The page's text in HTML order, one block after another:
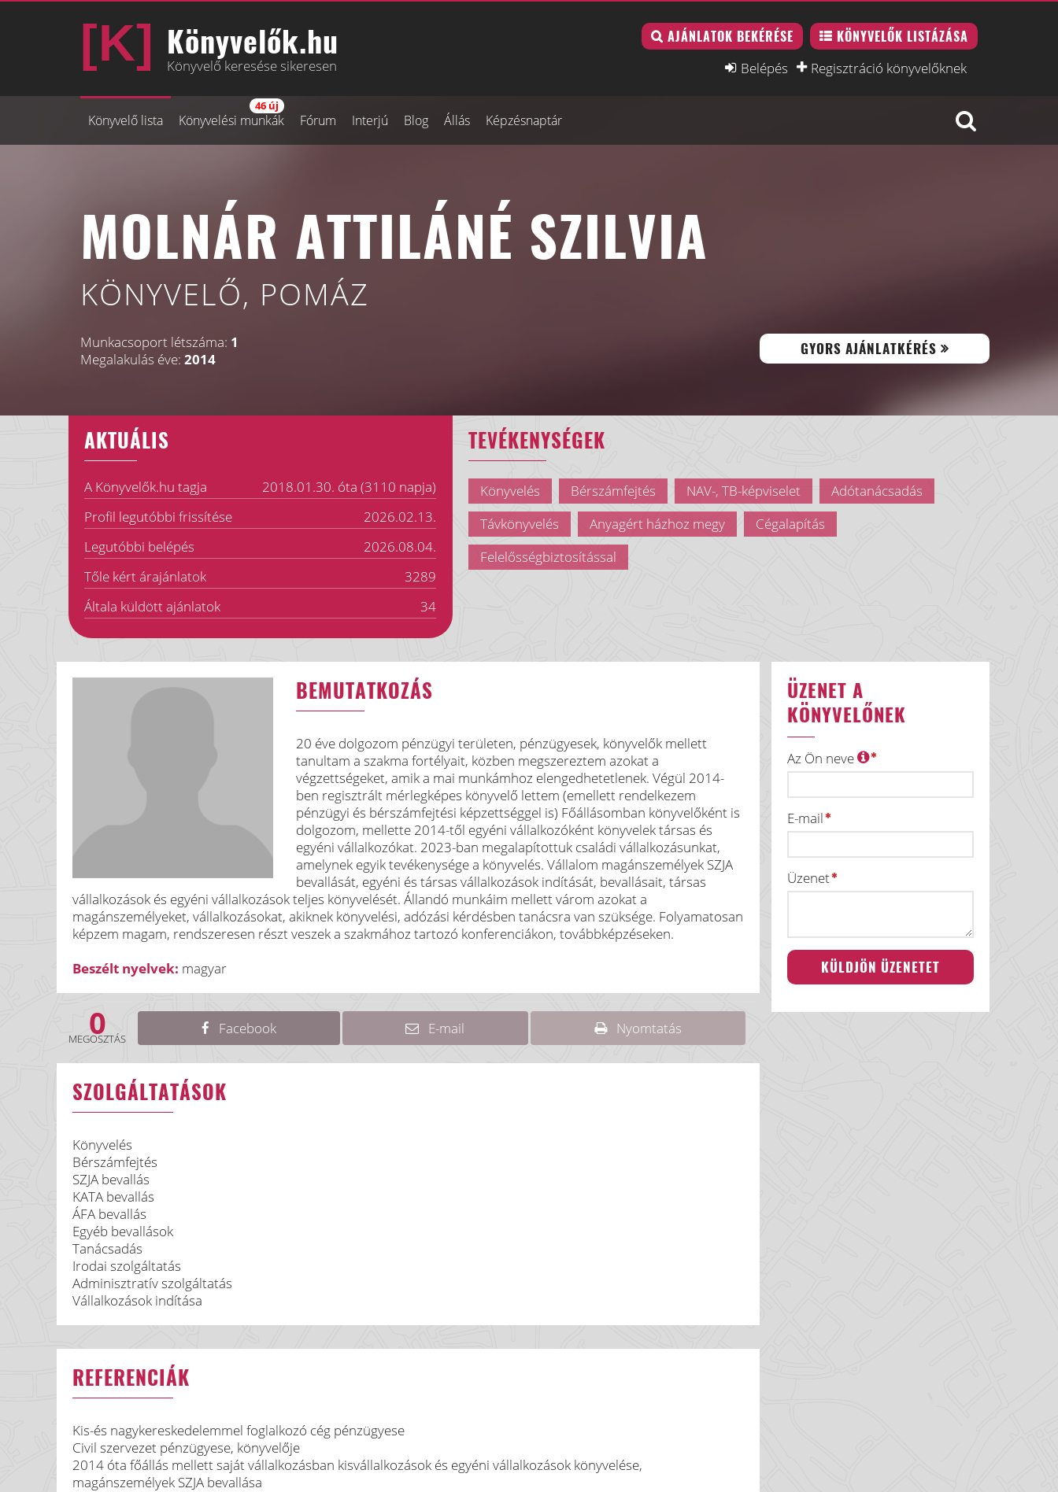
Könyvelők.hu
Könyvelő keresése sikeresen
AJÁNLATOK BEKÉRÉSE KÖNYVELŐK LISTÁZÁSA
Belépés Regisztráció könyvelőknek
Könyvelő lista Könyvelési munkák
46 új
Fórum Interjú Blog Állás Képzésnaptár
MOLNÁR ATTILÁNÉ SZILVIA
KÖNYVELŐ, POMÁZ
Munkacsoport létszáma: 1
Megalakulás éve: 2014
GYORS AJÁNLATKÉRÉS
AKTUÁLIS
A Könyvelők.hu tagja
2018.01.30. óta (3110 napja)
Profil legutóbbi frissítése
2026.02.13.
Legutóbbi belépés
2026.08.04.
Tőle kért árajánlatok
3289
Általa küldött ajánlatok
34
TEVÉKENYSÉGEK
Könyvelés Bérszámfejtés NAV-, TB-képviselet
Adótanácsadás
Távkönyvelés
Anyagért házhoz megy
Cégalapítás
Felelősségbiztosítással
BEMUTATKOZÁS
20 éve dolgozom pénzügyi területen, pénzügyesek, könyvelők mellett
tanultam a szakma fortélyait, közben megszereztem azokat a
végzettségeket, amik a mai munkámhoz elengedhetetlenek. Végül 2014-
ben regisztrált mérlegképes könyvelő lettem (emellett rendelkezem
pénzügyi és bérszámfejtési képzettséggel is) Főállásomban könyvelőként is
dolgozom, mellette 2014-től egyéni vállalkozóként könyvelek társas és
egyéni vállalkozókat. 2023-ban megalapítottuk családi vállalkozásunkat,
amelynek egyik tevékenysége a könyvelés. Vállalom magánszemélyek SZJA
bevallását, egyéni és társas vállalkozások indítását, bevallásait, társas
vállalkozások és egyéni vállalkozások teljes könyvelését. Állandó munkáim mellett várom azokat a
magánszemélyeket, vállalkozásokat, akiknek könyvelési, adózási kérdésben tanácsra van szüksége. Folyamatosan
képzem magam, rendszeresen részt veszek a szakmához tartozó konferenciákon, továbbképzéseken.
Beszélt nyelvek: magyar
0
MEGOSZTÁS
Facebook E-mail Nyomtatás
SZOLGÁLTATÁSOK
Könyvelés
Bérszámfejtés
SZJA bevallás
KATA bevallás
ÁFA bevallás
Egyéb bevallások
Tanácsadás
Irodai szolgáltatás
Adminisztratív szolgáltatás
Vállalkozások indítása
REFERENCIÁK
Kis-és nagykereskedelemmel foglalkozó cég pénzügyese
Civil szervezet pénzügyese, könyvelője
2014 óta főállás mellett saját vállalkozásban kisvállalkozások és egyéni vállalkozások könyvelése,
magánszemélyek SZJA bevallása
ÜZENET A
KÖNYVELŐNEK
Az Ön neve
E-mail
Üzenet